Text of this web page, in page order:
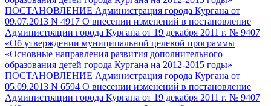
ПОСТАНОВЛЕНИЕ Администрация города Кургана от
09.07.2013 N 4917 О внесении изменений в постановление
Администрации города Кургана от 19 декабря 2011 г. № 9407
«Об утверждении муниципальной целевой программы
«Основные направления развития дополнительного
образования детей города Кургана на 2012-2015 годы»
ПОСТАНОВЛЕНИЕ Администрация города Кургана от
05.09.2013 N 6594 О внесении изменений в постановление
Администрации города Кургана от 19 декабря 2011 г. № 9407